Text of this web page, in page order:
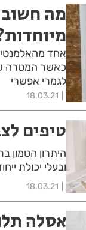
מה
אחד
כאשר המטרה
לגמרי אפשרי
18.03.21
טיפים
היתרון הטמון
ובעלי יכולת
18.03.21
אסלה